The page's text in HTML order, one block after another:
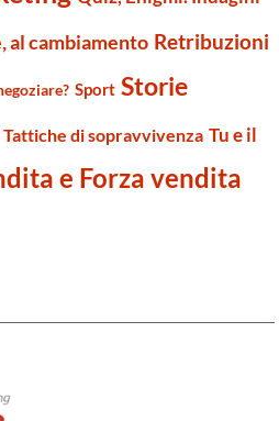
al cambiamento Retribuzioni
Sport Storie
Tattiche di sopravvivenza Tu e il
e Forza vendita